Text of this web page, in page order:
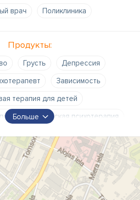
врач Поликлиника
Продукты:
Грусть
Депрессия
Зависимость
терапия для детей
психотерапия
обучаемости
Паника
Подростковый психолог
психотерапевт
Больше